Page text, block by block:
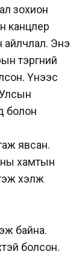
зохион
канцлер
Энэ
тэргүүний
Үүнээс
болон
явсан.
хамтын
хэлж
байна.
болсон.